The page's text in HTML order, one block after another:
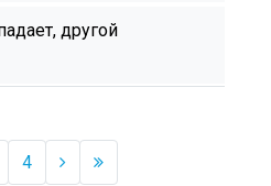
другой
4